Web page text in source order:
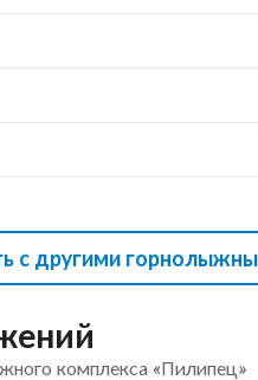
с другими
комплекса «Пилипец»